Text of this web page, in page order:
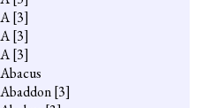
A[3]
A[3]
A[3]
Abacus
Abaddon[3]